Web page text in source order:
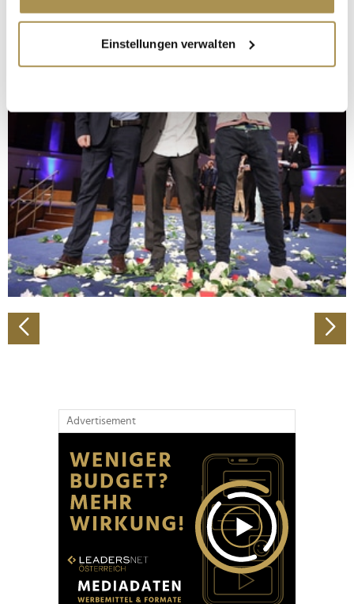
Informationen über Ihre geografische Lage
erfassen, welche bis auf einige Meter genau sein
bestimmten Merkmalen (Fingerprinting) identifizieren
Erfahren Sie mehr darüber, wie Ihre persönlichen Daten
verarbeitet werden, und legen Sie Ihre Präferenzen im
Abschnitt Einzelheiten
fest.
Wir verwenden Cookies, um Inhalte und Anzeigen zu
personalisieren, Funktionen für soziale Medien anbieten
zu können und die Zugriffe auf unsere Website zu
analysieren. Außerdem geben wir Informationen zu Ihrer
Verwendung unserer Website an unsere Partner für
soziale Medien, Werbung und Analysen weiter. Unsere
Partner führen diese Informationen möglicherweise mit
Einstellungen verwalten
Advertisement